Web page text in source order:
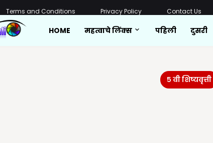
Terms and Conditions Privacy Policy Contact Us
HOME महत्वाचे लिंक्स पहिली दुसरी
५ वी शिष्यवृत्ती